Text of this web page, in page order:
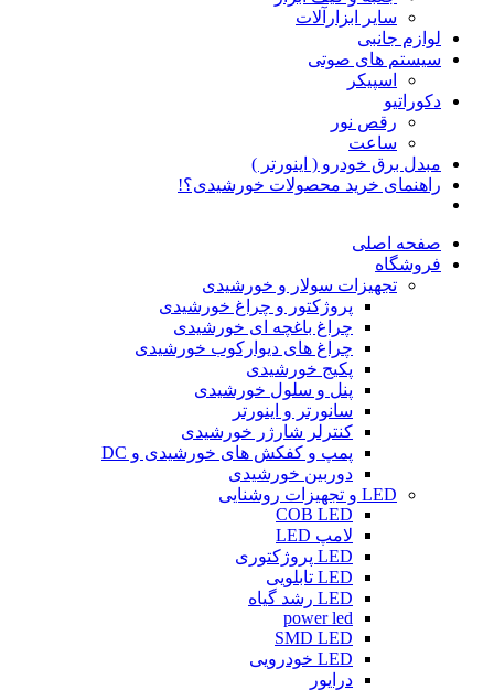
سایر ابزارآلات
لوازم جانبی
سیستم های صوتی
اسپیکر
دکوراتیو
رقص نور
ساعت
مبدل برق خودرو ( اینورتر )
راهنمای خرید محصولات خورشیدی؟!
صفحه اصلی
فروشگاه
تجهیزات سولار و خورشیدی
پروژکتور و چراغ خورشیدی
چراغ باغچه ای خورشیدی
چراغ های دیوارکوب خورشیدی
پکیج خورشیدی
پنل و سلول خورشیدی
سانورتر و اینورتر
کنترلر شارژر خورشیدی
پمپ و کفکش های خورشیدی و DC
دوربین خورشیدی
LED و تجهیزات روشنایی
COB LED
لامپ LED
LED پروژکتوری
LED تابلویی
LED رشد گیاه
power led
SMD LED
LED خودرویی
درایور